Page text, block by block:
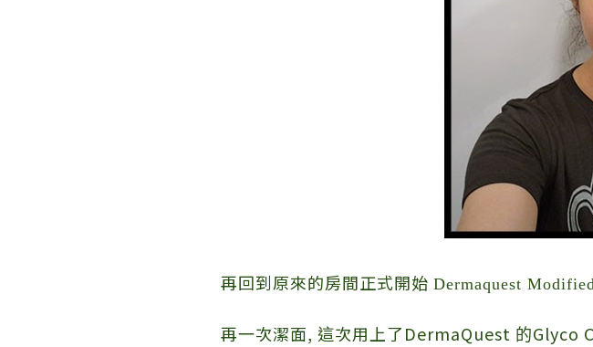
再回到原來的房間正式開始 Dermaquest
再一次潔面, 這次用上了DermaQuest 的Glyco